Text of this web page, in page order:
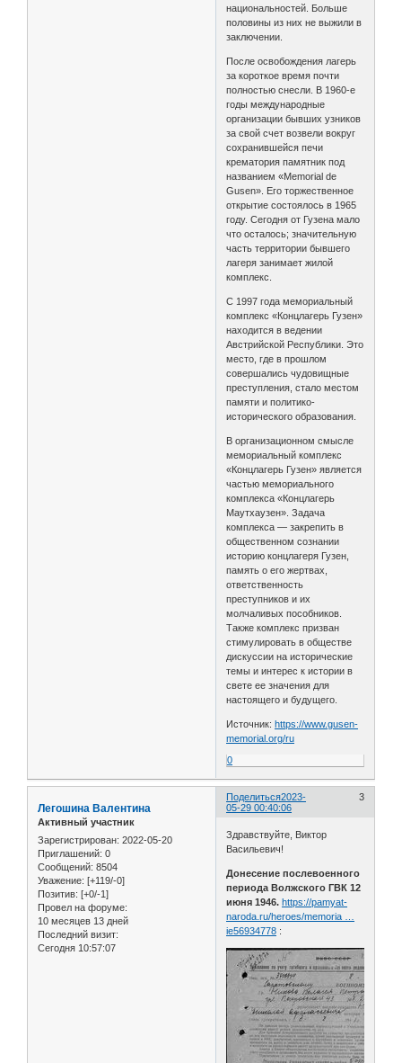
национальностей. Больше
половины из них не выжили в
заключении.
После освобождения лагерь
за короткое время почти
полностью снесли. В 1960-е
годы международные
организации бывших узников
за свой счет возвели вокруг
сохранившейся печи
крематория памятник под
названием «Memorial de
Gusen». Его торжественное
открытие состоялось в 1965
году. Сегодня от Гузена мало
что осталось; значительную
часть территории бывшего
лагеря занимает жилой
комплекс.
С 1997 года мемориальный
комплекс «Концлагерь Гузен»
находится в ведении
Австрийской Республики. Это
место, где в прошлом
совершались чудовищные
преступления, стало местом
памяти и политико-
исторического образования.
В организационном смысле
мемориальный комплекс
«Концлагерь Гузен» является
частью мемориального
комплекса «Концлагерь
Маутхаузен». Задача
комплекса — закрепить в
общественном сознании
историю концлагеря Гузен,
память о его жертвах,
ответственность
преступников и их
молчаливых пособников.
Также комплекс призван
стимулировать в обществе
дискуссии на исторические
темы и интерес к истории в
свете ее значения для
настоящего и будущего.
Источник: https://www.gusen-
memorial.org/ru
0
Поделиться 3
2023-
05-29 00:40:06
Легошина Валентина
Активный участник
Зарегистрирован: 2022-05-20
Приглашений: 0
Сообщений: 8504
Уважение: [+119/-0]
Позитив: [+0/-1]
Провел на форуме:
10 месяцев 13 дней
Последний визит:
Сегодня 10:57:07
Здравствуйте, Виктор
Васильевич!
Донесение послевоенного
периода Волжского ГВК 12
июня 1946. https://pamyat-
naroda.ru/heroes/memoria …
ie56934778 :